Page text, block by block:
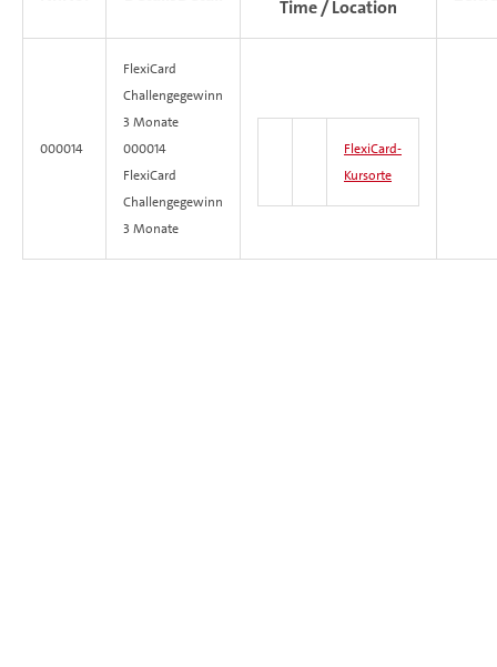
Time / Location
000014
FlexiCard
Challengegewinn
3 Monate
000014
FlexiCard
Challengegewinn
3 Monate
FlexiCard-
Kursorte